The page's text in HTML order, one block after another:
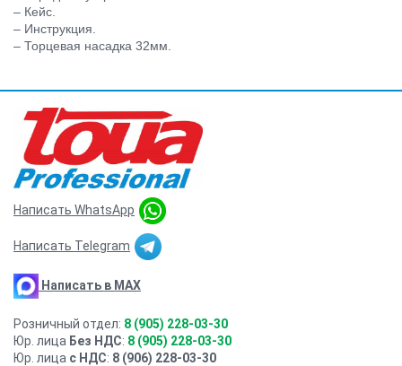
– Кейс.
– Инструкция.
– Торцевая насадка 32мм.
Написать WhatsApp
Написать Telegram
Написать в MAX
Розничный отдел: 8 (905) 228-03-30
Юр. лица Без НДС: 8 (905) 228-03-30
Юр. лица с НДС: 8 (906) 228-03-30